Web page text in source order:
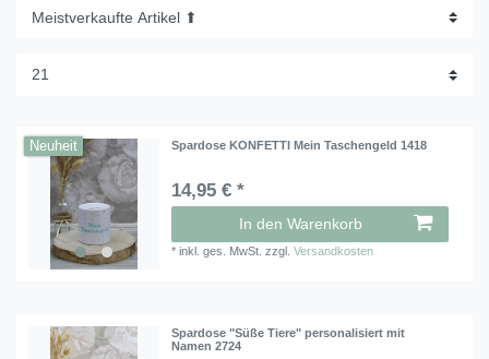
Neuheit Spardose KONFETTI Mein Taschengeld 1418
14,95 € *
In den Warenkorb
*inkl. ges. MwSt. zzgl.Versandkosten
Spardose "Süße Tiere" personalisiert mit
Namen 2724